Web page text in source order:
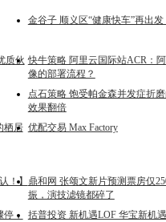
金谷子 顺义区“健康快车”再出
质伙 快牛策略 阿里云国际站ACR：
像的部署流程？
点石策略 饱受帕金森并发症折
效果翻倍
栖居 优配交易 Max Factory
！】 鼎和网 张颂文新片预测票房仅
振，演技滤镜都碎了
，
括普投资 新机遇LOF 华宝新机